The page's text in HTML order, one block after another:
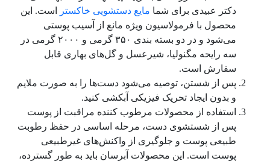
دکتر عبیدی برای شما مایع دستشویی خاکستر
است. این
محصول با فرمولاسیون ویژه مانع از آسیب پوستی
‌می‌شود و در دو بسته بندی ۳۵۰ گر‌می‌ و ۲۰۰۰ گر‌می‌ در
سه رایحه مگنولیا، شیرعسل و گل‌های بهاری قابل
سفارش است.
پس از شستن، توصیه ‌می‌‌شود دست‌‌ها را به صورت ملایم
و بدون ایجاد تحریک فیزیکی آبکشی کنید.
استفاده از محصولات مرطوب کننده مراقبت از پوست
پس از شستشوی دست، مرحله اساسی در حفظ رطوبت
طبیعی پوست و جلوگیری از واکنش‌‌های غیرطبیعی
پوست است. این محصولات آبرسان باید به طور گسترده،